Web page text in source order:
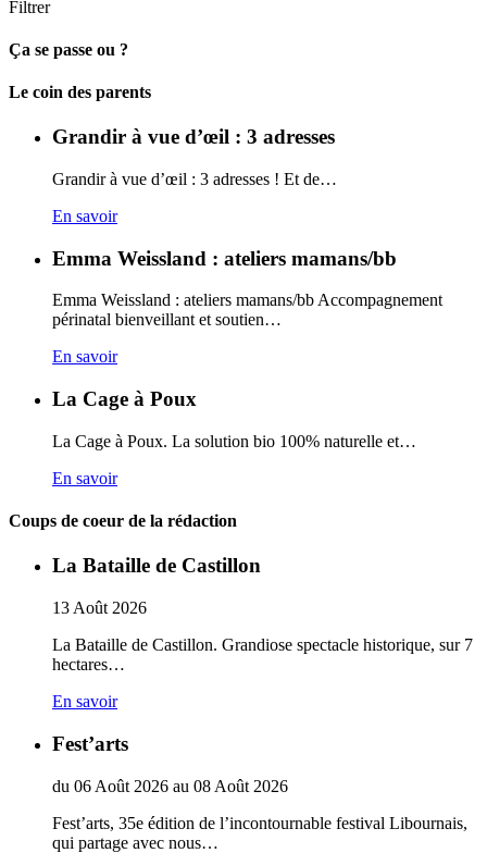
Filtrer
Ça se passe ou ?
Carto
Le coin des parents
Grandir à vue d’œil : 3 adresses
Grandir à vue d’œil : 3 adresses ! Et de…
En savoir
Emma Weissland : ateliers mamans/bb
Emma Weissland : ateliers mamans/bb Accompagnement
périnatal bienveillant et soutien…
En savoir
La Cage à Poux
La Cage à Poux. La solution bio 100% naturelle et…
En savoir
Coups de coeur de la rédaction
La Bataille de Castillon
13 Août 2026
La Bataille de Castillon. Grandiose spectacle historique, sur 7
hectares…
En savoir
Fest’arts
du 06 Août 2026 au 08 Août 2026
Fest’arts, 35e édition de l’incontournable festival Libournais,
qui partage avec nous…